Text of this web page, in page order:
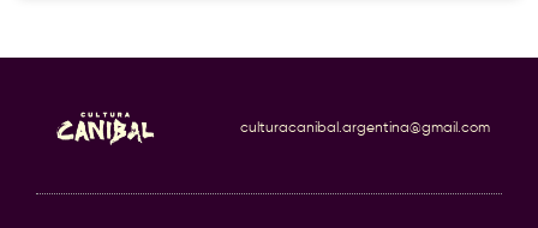
culturacanibal.argentina@gmail.com